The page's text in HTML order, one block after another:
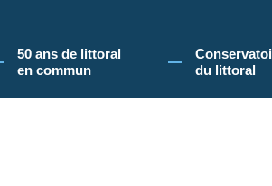
navigation sur le site du Conservatoire du littoral,
50 ans de littoral
en commun​
du littoral